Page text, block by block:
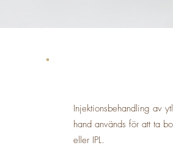
Injektionsbehandling av
hand används för att ta
eller IPL.